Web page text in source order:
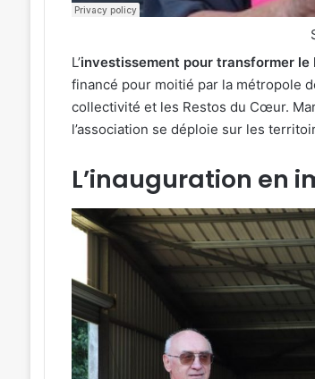
L’investissement pour transformer le
financé pour moitié par la métropole
collectivité et les Restos du Cœur.
l’association se déploie sur les
L’inauguration en